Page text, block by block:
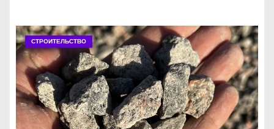
СТРОИТЕЛЬСТВО